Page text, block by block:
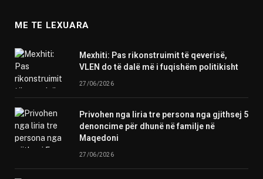
ME TE LEXUARA
Mexhiti: Pas rikonstruimit të qeverisë,
VLEN do të dalë më i fuqishëm politikisht
27/06/2026
Privohen nga liria tre persona nga gjithsej 5
denoncime për dhunë në familje në
Maqedoni
27/06/2026